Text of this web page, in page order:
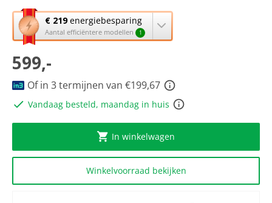
van
5
sterren,
gemiddelde
scorewaarde.
Read
a
Review.
Dezelfde
€ 219energiebesparing
Aantal efficiëntere modellen 1
Met
deze
knop
opent
Youreko’s
tool
voor
energiebesparing.
599,-
Of in 3 termijnen van €199,67
Vandaag besteld, maandag in huis
In winkelwagen
Winkelvoorraad bekijken